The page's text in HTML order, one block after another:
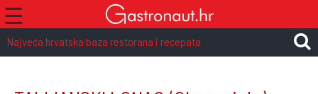
☰
Najveća hrvatska baza restorana i recepata